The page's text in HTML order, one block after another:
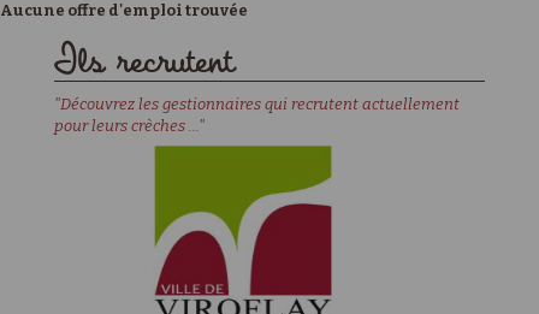
Aucune offre d'emploi trouvée
Ils recrutent
"Découvrez les gestionnaires qui recrutent actuellement
pour leurs crèches ..."